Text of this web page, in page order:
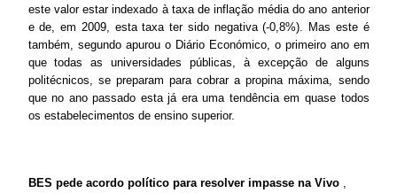
este valor estar indexado à taxa de inflação média do ano anterior
e de, em 2009, esta taxa ter sido negativa (-0,8%). Mas este é
também, segundo apurou o Diário Económico, o primeiro ano em
que todas as universidades públicas, à excepção de alguns
politécnicos, se preparam para cobrar a propina máxima, sendo
que no ano passado esta já era uma tendência em quase todos
os estabelecimentos de ensino superior.
BES pede acordo político para resolver impasse na Vivo ,